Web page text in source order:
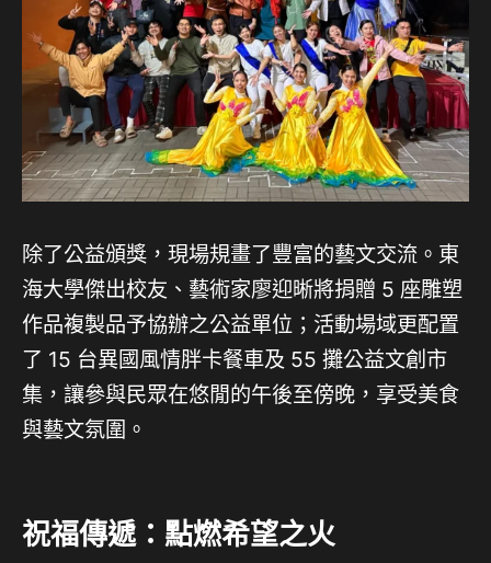
除了公益頒獎，現場規畫了豐富的藝文交流。東
海大學傑出校友、藝術家廖迎晰將捐贈 5 座雕塑
作品複製品予協辦之公益單位；活動場域更配置
了 15 台異國風情胖卡餐車及 55 攤公益文創市
集，讓參與民眾在悠閒的午後至傍晚，享受美食
與藝文氛圍。
祝福傳遞：點燃希望之火